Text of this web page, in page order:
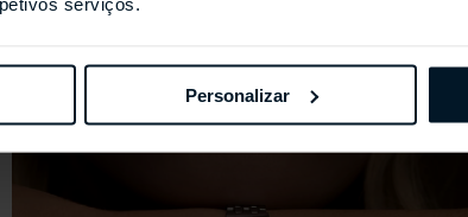
serviços.
Personalizar